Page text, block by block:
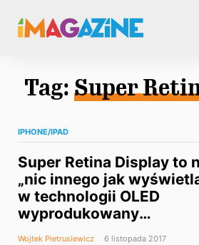
Tag: Super
IPHONE/IPAD
Super Retina Display to
„nic innego jak
w technologii OLED
wyprodukowany
przez Samsunga“
Wojtek Pietrusiewicz 6 listopada 2017